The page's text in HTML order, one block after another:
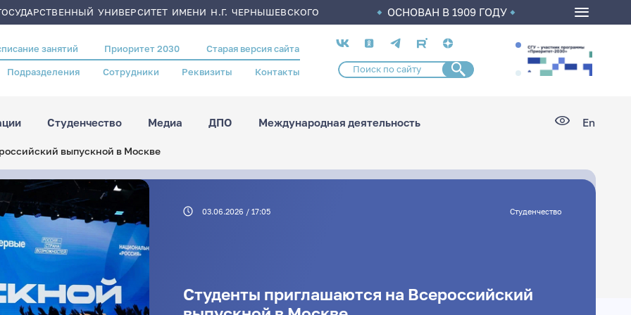
УНИВЕРСИТЕТ ИМЕНИ Н.Г. ЧЕРНЫШЕВСКОГО ОСНОВАН В 1909 ГОДУ
занятий Приоритет 2030 Старая версия сайта
Подразделения Сотрудники Реквизиты Контакты
Социальные
сети
Студенчество Медиа ДПО Международная деятельность En
выпускной в Москве
03.06.2026 / 17:05 Студенчество
Студенты приглашаются на Всероссийский